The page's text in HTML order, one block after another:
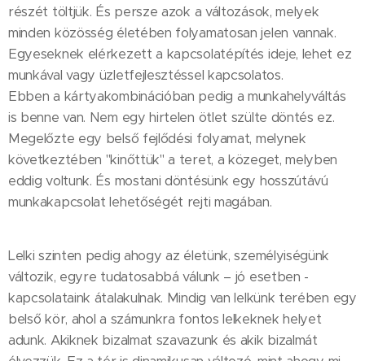
részét töltjük. És persze azok a változások, melyek
minden közösség életében folyamatosan jelen vannak.
Egyeseknek elérkezett a kapcsolatépítés ideje, lehet ez
munkával vagy üzletfejlesztéssel kapcsolatos.
Ebben a kártyakombinációban pedig a munkahelyváltás
is benne van. Nem egy hirtelen ötlet szülte döntés ez.
Megelőzte egy belső fejlődési folyamat, melynek
következtében "kinőttük" a teret, a közeget, melyben
eddig voltunk. És mostani döntésünk egy hosszútávú
munkakapcsolat lehetőségét rejti magában.
Lelki szinten pedig ahogy az életünk, személyiségünk
változik, egyre tudatosabbá válunk – jó esetben -
kapcsolataink átalakulnak. Mindig van lelkünk terében egy
belső kör, ahol a számunkra fontos lelkeknek helyet
adunk. Akiknek bizalmat szavazunk és akik bizalmát